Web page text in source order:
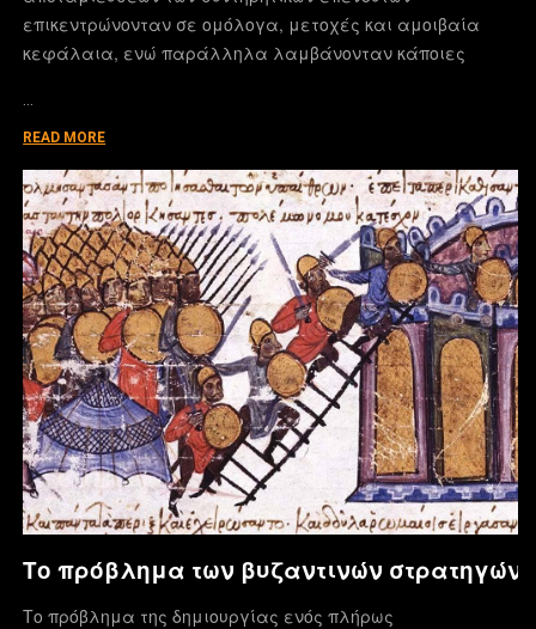
επικεντρώνονταν σε ομόλογα, μετοχές και αμοιβαία
κεφάλαια, ενώ παράλληλα λαμβάνονταν κάποιες
…
READ MORE
Το πρόβλημα των βυζαντινών στρατηγών
Το πρόβλημα της δημιουργίας ενός πλήρως